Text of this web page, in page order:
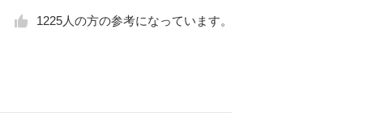
1225人の方の参考になっています。